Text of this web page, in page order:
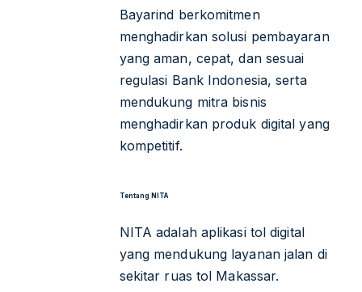
Bayarind berkomitmen
menghadirkan solusi pembayaran
yang aman, cepat, dan sesuai
regulasi Bank Indonesia, serta
mendukung mitra bisnis
menghadirkan produk digital yang
kompetitif.
Tentang NITA
NITA adalah aplikasi tol digital
yang mendukung layanan jalan di
sekitar ruas tol Makassar.